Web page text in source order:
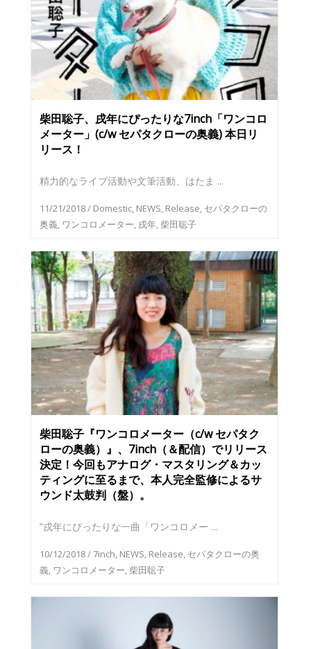
柴田聡子、戌年にぴったりな7inch「ワンコロ
メーター」(c/w セパタクローの奥義) 本日リ
リース！
精力的なライブ活動や文筆活動、はたま ...
11/21/2018/ Domestic, NEWS, Release, セパタクローの
奥義, ワンコロメーター, 戌年, 柴田聡子
柴田聡子『ワンコロメーター（c/w セパタク
ローの奥義）』、7inch（＆配信）でリリース
決定！今回もアナログ・マスタリング＆カッ
ティングに至るまで、本人完全監修によるサ
ウンド太鼓判（盤）。
”戌年にぴったりな一曲「ワンコロメー ...
10/12/2018/ 7inch, NEWS, Release, セパタクローの奥
義, ワンコロメーター, 柴田聡子